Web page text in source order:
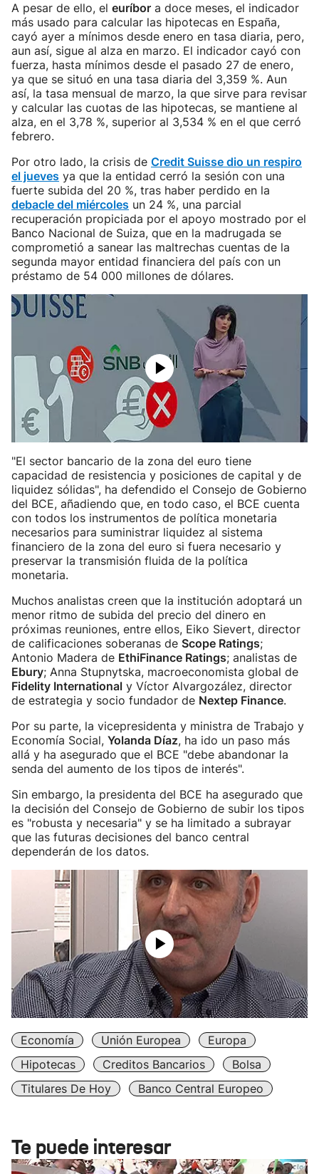
A pesar de ello, el euríbor a doce meses, el indicador
más usado para calcular las hipotecas en España,
cayó ayer a mínimos desde enero en tasa diaria, pero,
aun así, sigue al alza en marzo. El indicador cayó con
fuerza, hasta mínimos desde el pasado 27 de enero,
ya que se situó en una tasa diaria del 3,359 %. Aun
así, la tasa mensual de marzo, la que sirve para revisar
y calcular las cuotas de las hipotecas, se mantiene al
alza, en el 3,78 %, superior al 3,534 % en el que cerró
febrero.
Por otro lado, la crisis de Credit Suisse dio un respiro
el jueves ya que la entidad cerró la sesión con una
fuerte subida del 20 %, tras haber perdido en la
debacle del miércoles un 24 %, una parcial
recuperación propiciada por el apoyo mostrado por el
Banco Nacional de Suiza, que en la madrugada se
comprometió a sanear las maltrechas cuentas de la
segunda mayor entidad financiera del país con un
préstamo de 54 000 millones de dólares.
"El sector bancario de la zona del euro tiene
capacidad de resistencia y posiciones de capital y de
liquidez sólidas", ha defendido el Consejo de Gobierno
del BCE, añadiendo que, en todo caso, el BCE cuenta
con todos los instrumentos de política monetaria
necesarios para suministrar liquidez al sistema
financiero de la zona del euro si fuera necesario y
preservar la transmisión fluida de la política
monetaria.
Muchos analistas creen que la institución adoptará un
menor ritmo de subida del precio del dinero en
próximas reuniones, entre ellos, Eiko Sievert, director
de calificaciones soberanas de Scope Ratings;
Antonio Madera de EthiFinance Ratings; analistas de
Ebury; Anna Stupnytska, macroeconomista global de
Fidelity International y Víctor Alvargozález, director
de estrategia y socio fundador de Nextep Finance.
Por su parte, la vicepresidenta y ministra de Trabajo y
Economía Social, Yolanda Díaz, ha ido un paso más
allá y ha asegurado que el BCE "debe abandonar la
senda del aumento de los tipos de interés".
Sin embargo, la presidenta del BCE ha asegurado que
la decisión del Consejo de Gobierno de subir los tipos
es "robusta y necesaria" y se ha limitado a subrayar
que las futuras decisiones del banco central
dependerán de los datos.
Economía Unión Europea
Europa
Hipotecas
Creditos Bancarios
Bolsa
Titulares De Hoy
Banco Central Europeo
Te puede interesar